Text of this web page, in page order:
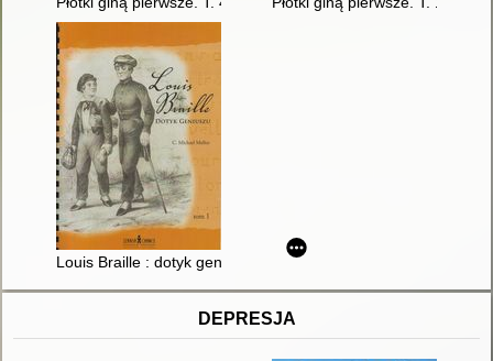
Louis Braille : dotyk geniuszu. T. 1
DEPRESJA